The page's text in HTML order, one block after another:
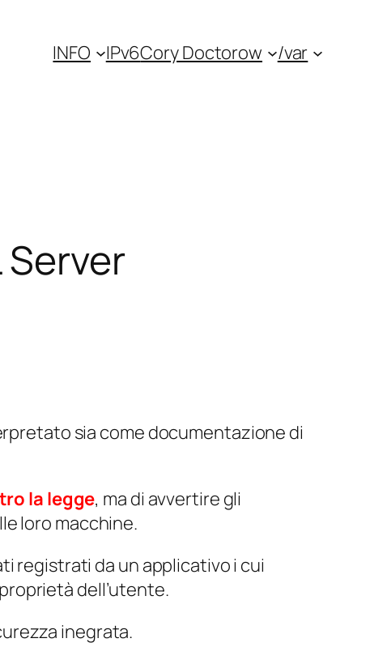
INFO IPv6Cory Doctorow /var
sia come documentazione di
la legge, ma di avvertire gli
loro macchine.
registrati da un applicativo i cui
dell’utente.
inegrata.